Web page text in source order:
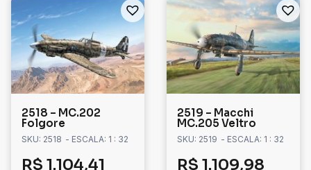
2518 – MC.202
Folgore
SKU: 2518 - ESCALA: 1 : 32
R$ 1.104,41
2519 – Macchi
MC.205 Veltro
SKU: 2519 - ESCALA: 1 : 32
R$ 1.109,98